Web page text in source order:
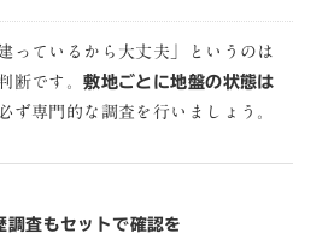
っているから大丈夫」というのは
断です。敷地ごとに地盤の状態は
ず専門的な調査を行いましょう。
調査もセットで確認を